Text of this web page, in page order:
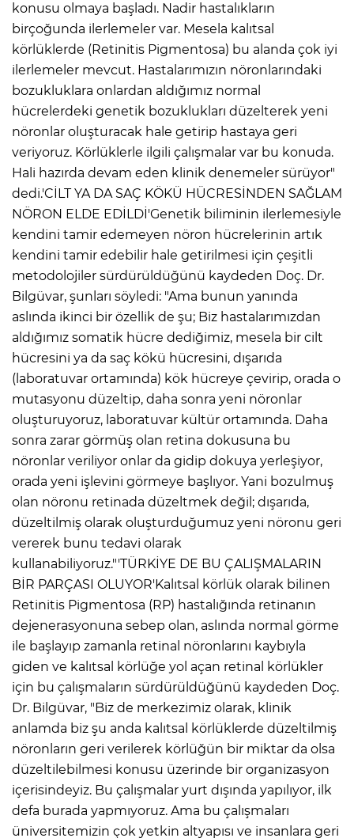
konusu olmaya başladı. Nadir hastalıkların
birçoğunda ilerlemeler var. Mesela kalıtsal
körlüklerde (Retinitis Pigmentosa) bu alanda çok iyi
ilerlemeler mevcut. Hastalarımızın nöronlarındaki
bozukluklara onlardan aldığımız normal
hücrelerdeki genetik bozuklukları düzelterek yeni
nöronlar oluşturacak hale getirip hastaya geri
veriyoruz. Körlüklerle ilgili çalışmalar var bu konuda.
Hali hazırda devam eden klinik denemeler sürüyor"
dedi.'CİLT YA DA SAÇ KÖKÜ HÜCRESİNDEN SAĞLAM
NÖRON ELDE EDİLDİ'Genetik biliminin ilerlemesiyle
kendini tamir edemeyen nöron hücrelerinin artık
kendini tamir edebilir hale getirilmesi için çeşitli
metodolojiler sürdürüldüğünü kaydeden Doç. Dr.
Bilgüvar, şunları söyledi: "Ama bunun yanında
aslında ikinci bir özellik de şu; Biz hastalarımızdan
aldığımız somatik hücre dediğimiz, mesela bir cilt
hücresini ya da saç kökü hücresini, dışarıda
(laboratuvar ortamında) kök hücreye çevirip, orada o
mutasyonu düzeltip, daha sonra yeni nöronlar
oluşturuyoruz, laboratuvar kültür ortamında. Daha
sonra zarar görmüş olan retina dokusuna bu
nöronlar veriliyor onlar da gidip dokuya yerleşiyor,
orada yeni işlevini görmeye başlıyor. Yani bozulmuş
olan nöronu retinada düzeltmek değil; dışarıda,
düzeltilmiş olarak oluşturduğumuz yeni nöronu geri
vererek bunu tedavi olarak
kullanabiliyoruz."'TÜRKİYE DE BU ÇALIŞMALARIN
BİR PARÇASI OLUYOR'Kalıtsal körlük olarak bilinen
Retinitis Pigmentosa (RP) hastalığında retinanın
dejenerasyonuna sebep olan, aslında normal görme
ile başlayıp zamanla retinal nöronlarını kaybıyla
giden ve kalıtsal körlüğe yol açan retinal körlükler
için bu çalışmaların sürdürüldüğünü kaydeden Doç.
Dr. Bilgüvar, "Biz de merkezimiz olarak, klinik
anlamda biz şu anda kalıtsal körlüklerde düzeltilmiş
nöronların geri verilerek körlüğün bir miktar da olsa
düzeltilebilmesi konusu üzerinde bir organizasyon
içerisindeyiz. Bu çalışmalar yurt dışında yapılıyor, ilk
defa burada yapmıyoruz. Ama bu çalışmaları
üniversitemizin çok yetkin altyapısı ve insanlara geri